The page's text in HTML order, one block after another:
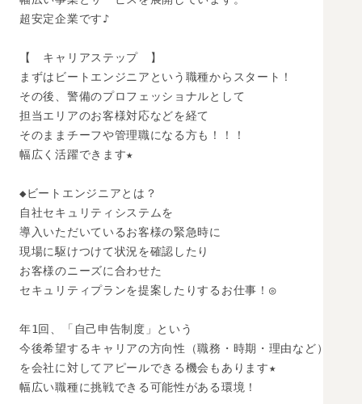
超安定企業です♪
【　キャリアステップ　】
まずはビートエンジニアという職種からスタート！
その後、警備のプロフェッショナルとして
担当エリアのお客様対応などを経て
そのままチーフや管理職になる方も！！！
幅広く活躍できます★
◆ビートエンジニアとは？
自社セキュリティシステムを
導入いただいているお客様の緊急時に
現場に駆けつけて状況を確認したり
お客様のニーズに合わせた
セキュリティプランを提案したりするお仕事！◎
年1回、「自己申告制度」という
今後希望するキャリアの方向性（職務・時期・理由など）
を会社に対してアピールできる機会もあります★
幅広い職種に挑戦できる可能性がある環境！